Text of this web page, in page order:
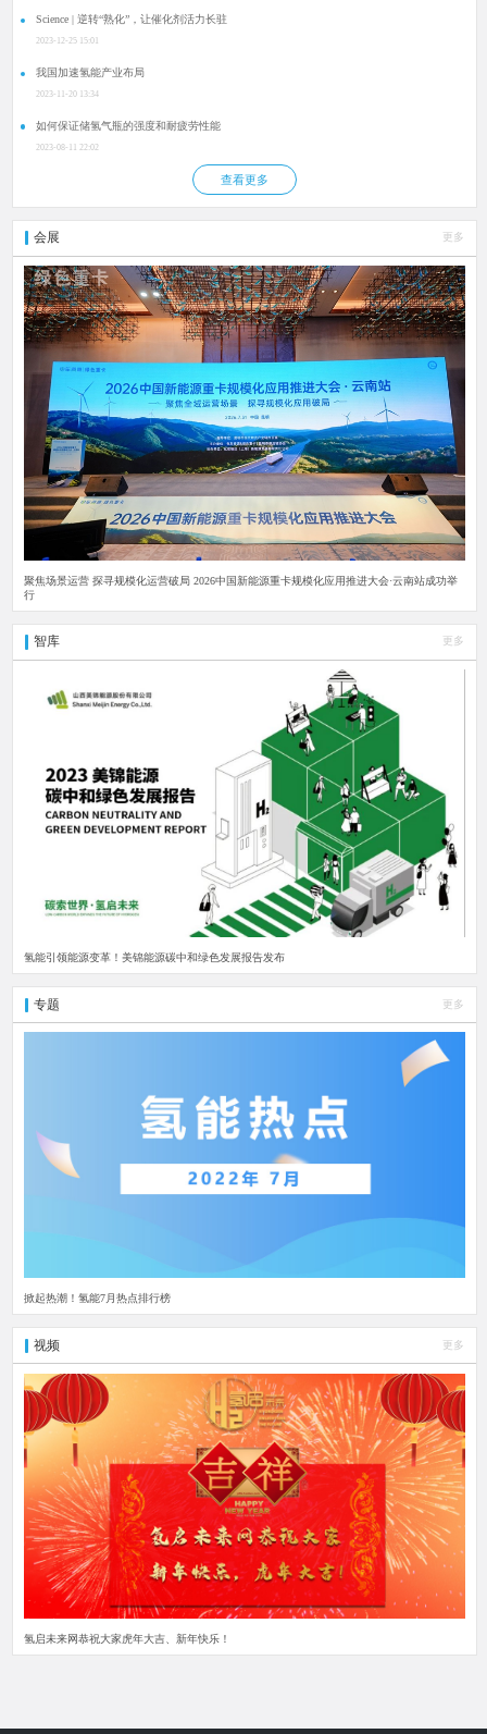
Science | 逆转“熟化”，让催化剂活力长驻
2023-12-25 15:01
我国加速氢能产业布局
2023-11-20 13:34
如何保证储氢气瓶的强度和耐疲劳性能
2023-08-11 22:02
查看更多
会展 更多
聚焦场景运营 探寻规模化运营破局 2026中国新能源重卡规模化应用推进大会·云南站成功举
行
智库 更多
氢能引领能源变革！美锦能源碳中和绿色发展报告发布
专题 更多
掀起热潮！氢能7月热点排行榜
视频 更多
氢启未来网恭祝大家虎年大吉、新年快乐！